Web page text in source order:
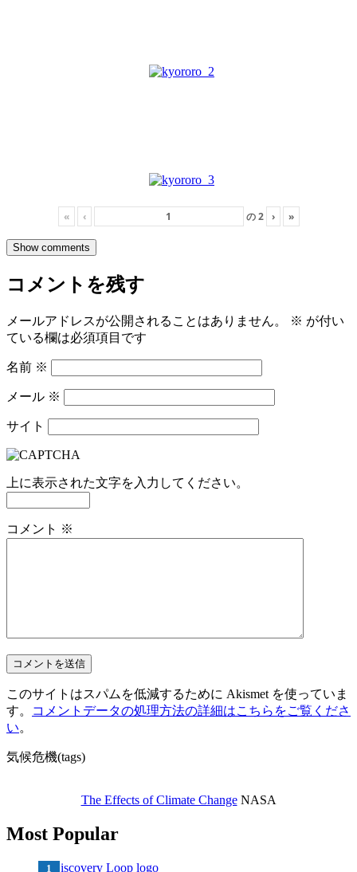
« ‹ の2 › »
Show comments
コメントを残す
メールアドレスが公開されることはありません。 ※ が付い
ている欄は必須項目です
名前 ※
メール ※
サイト
上に表示された文字を入力してください。
コメント ※
このサイトはスパムを低減するために Akismet を使っていま
す。
コメントデータの処理方法の詳細はこちらをご覧くださ
い。
気候危機(tags)
The Effects of Climate ChangeNASA
Most Popular